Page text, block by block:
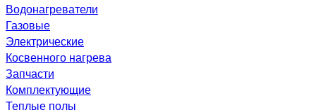
Водонагреватели
Газовые
Электрические
Косвенного нагрева
Запчасти
Комплектующие
Теплые полы